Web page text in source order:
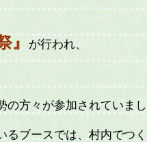
が行われ、
方々が参加されていまし
ブースでは、村内でつ